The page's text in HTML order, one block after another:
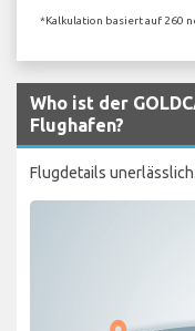
*Kalkulation basiert auf 260
Who ist der
Flughafen?
Flugdetails